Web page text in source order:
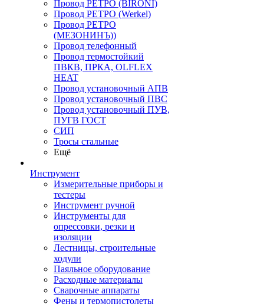
Провод РЕТРО (BIRONI)
Провод РЕТРО (Werkel)
Провод РЕТРО
(МЕЗОНИНЪ))
Провод телефонный
Провод термостойкий
ПВКВ, ПРКА, OLFLEX
HEAT
Провод установочный АПВ
Провод установочный ПВС
Провод установочный ПУВ,
ПУГВ ГОСТ
СИП
Тросы стальные
Ещё
Инструмент
Измерительные приборы и
тестеры
Инструмент ручной
Инструменты для
опрессовки, резки и
изоляции
Лестницы, строительные
ходули
Паяльное оборудование
Расходные материалы
Сварочные аппараты
Фены и термопистолеты